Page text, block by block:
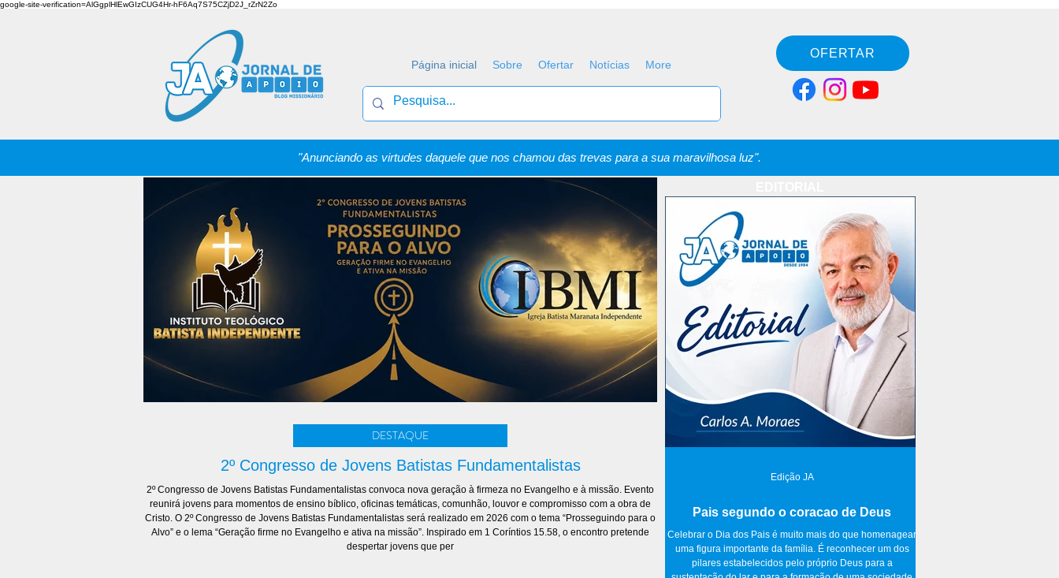
google-site-verification=AlGgplHlEwGIzCUG4Hr-hF6Aq7S75CZjD2J_rZrN2Zo
Página inicial Sobre Ofertar Notícias More
OFERTAR
"Anunciando as virtudes daquele que nos chamou das trevas para a sua maravilhosa luz".
2º Congresso de Jovens Batistas Fundamentalistas
2º Congresso de Jovens Batistas Fundamentalistas convoca nova geração à firmeza no Evangelho e à missão. Evento
reunirá jovens para momentos de ensino bíblico, oficinas temáticas, comunhão, louvor e compromisso com a obra de
Cristo. O 2º Congresso de Jovens Batistas Fundamentalistas será realizado em 2026 com o tema “Prosseguindo para o
Alvo” e o lema “Geração firme no Evangelho e ativa na missão”. Inspirado em 1 Coríntios 15.58, o encontro pretende
despertar jovens que per
DESTAQUE
Pais segundo o coracao de Deus
Celebrar o Dia dos Pais é muito mais do que homenagear
uma figura importante da família. É reconhecer um dos
pilares estabelecidos pelo próprio Deus para a
Edição JA